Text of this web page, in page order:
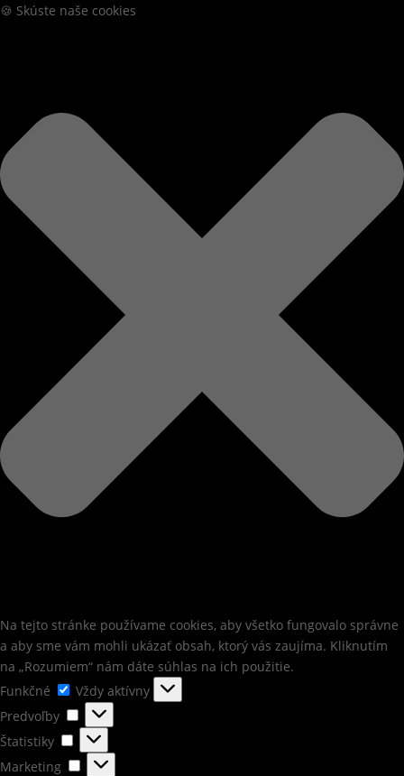
🍪 Skúste naše cookies
Na tejto stránke používame cookies, aby všetko fungovalo správne
a aby sme vám mohli ukázať obsah, ktorý vás zaujíma. Kliknutím
na „Rozumiem“ nám dáte súhlas na ich použitie.
Funkčné
Funkčné
Vždy aktívny
Predvoľby
Predvoľby
Štatistiky
Štatistiky
Marketing
Marketing